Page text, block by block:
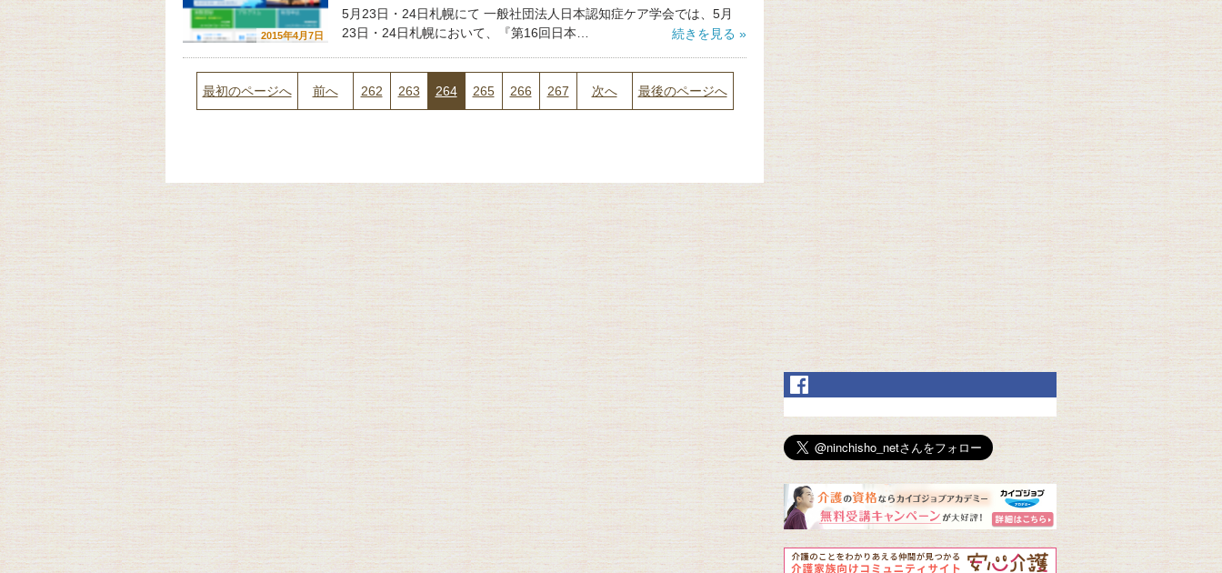
2015年4月7日
5月23日・24日札幌にて 一般社団法人日本認知症ケア学会では、5月
23日・24日札幌において、『第16回日本…
続きを見る »
最初のページへ 前へ 262 263 264 265 266 267 次へ 最後のページへ